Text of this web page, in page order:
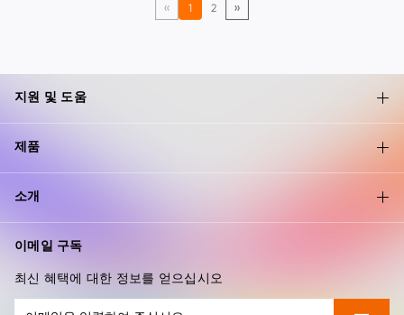
1 2
지원 및 도움
제품
소개
이메일 구독
최신 혜택에 대한 정보를 얻으십시오